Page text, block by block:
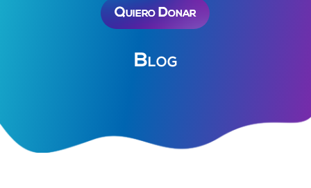
Quiero Donar
Blog